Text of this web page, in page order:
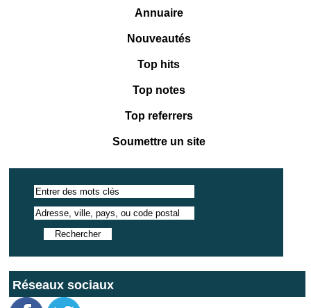
Annuaire
Nouveautés
Top hits
Top notes
Top referrers
Soumettre un site
Réseaux sociaux